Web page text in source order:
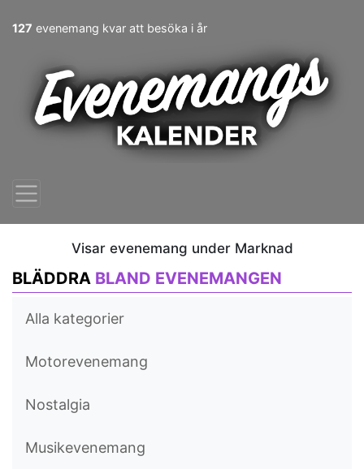
127 evenemang kvar att besöka i år
Visar evenemang under Marknad
BLÄDDRA BLAND EVENEMANGEN
Alla kategorier
Motorevenemang
Nostalgia
Musikevenemang